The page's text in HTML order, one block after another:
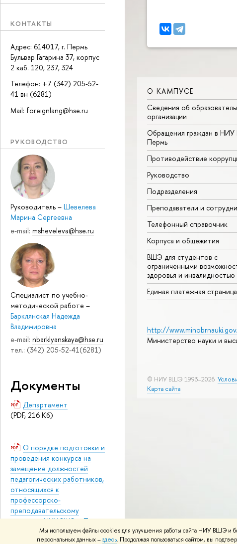
Мы используем файлы cookies для улучшения работы сайта НИУ ВШЭ и
персональных данных –здесь. Продолжая пользоваться сайтом, вы
КОНТАКТЫ
Адрес: 614017, г. Пермь
Бульвар Гагарина 37, корпус
2 каб. 120, 237, 324
Телефон: +7 (342) 205-52-
41 вн (6281)
Mail: foreignlang@hse.ru
РУКОВОДСТВО
Руководитель – Шевелева
Марина Сергеевна
e-mail: msheveleva@hse.ru
Специалист по учебно-
методической работе –
Барклянская Надежда
Владимировна
e-mail: nbarklyanskaya@hse.ru
тел.: (342) 205-52-41(6281)
Документы
Департамент
(PDF, 216 Кб)
О порядке подготовки и
проведения конкурса на
замещение должностей
педагогических работников,
относящихся к
профессорско-
преподавательскому
составу в НИУ ВШЭ – Пермь
(PDF, 139 Кб)
О КАМПУСЕ
Сведения об
организации
Обращения граждан в
Пермь
Противодействие
Руководство
Подразделения
Преподаватели и
Телефонный справочник
Корпуса и общежития
ВШЭ для студентов с
ограниченными
здоровья и инвалидностью
Единая платежная страница
http://
Министерство науки и
© НИУ ВШЭ 1993–2026
Карта сайта